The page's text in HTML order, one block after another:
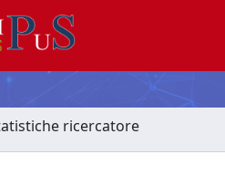
ricercatore